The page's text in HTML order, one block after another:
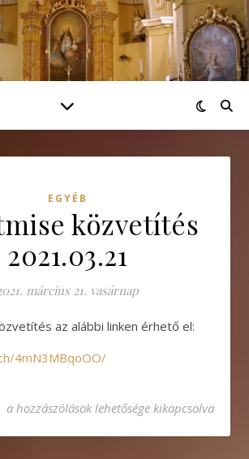
EGYÉB
közvetítés
2021.03.21
március 21. vasárnap
az alábbi linken érhető el:
4mN3MBqoOO/
Szentmise közvetítés 2021.03.21 bejegyzéshez
a hozzászólások lehetősége kikapcsolva